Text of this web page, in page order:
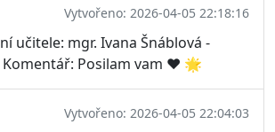
Vytvořeno: 2026-04-05 22:18:16
učitele: mgr. Ivana Šnáblová -
Komentář: Posilam vam ❤️ 🌟
Vytvořeno: 2026-04-05 22:04:03